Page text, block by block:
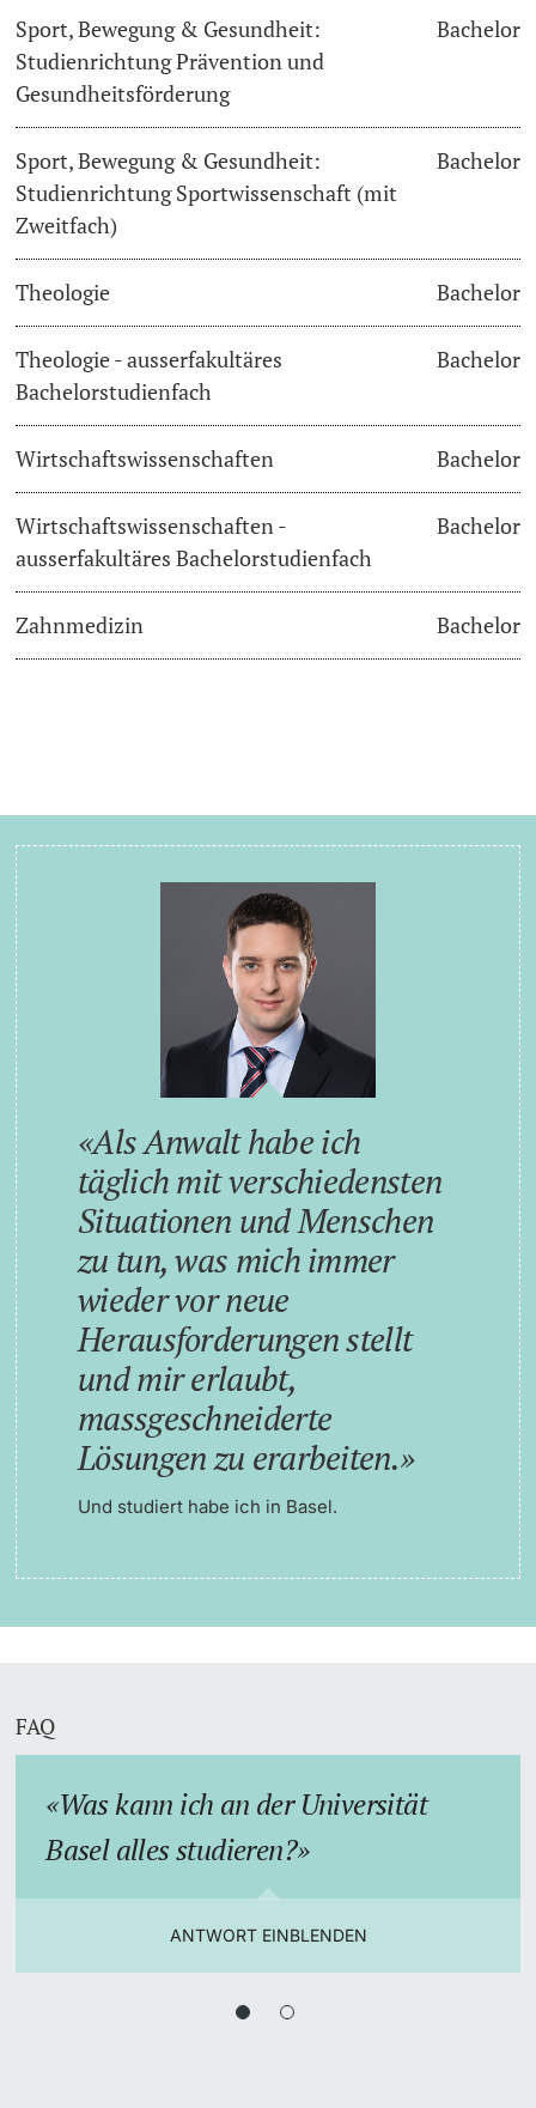
Sport, Bewegung & Gesundheit:
Studienrichtung Prävention und
Gesundheitsförderung
Bachelor
Sport, Bewegung & Gesundheit:
Studienrichtung Sportwissenschaft (mit
Zweitfach)
Bachelor
Theologie Bachelor
Theologie - ausserfakultäres
Bachelorstudienfach
Bachelor
Wirtschaftswissenschaften Bachelor
Wirtschaftswissenschaften -
ausserfakultäres Bachelorstudienfach
Bachelor
Zahnmedizin Bachelor
Als Anwalt habe ich
täglich mit verschiedensten
Situationen und Menschen
zu tun, was mich immer
wieder vor neue
Herausforderungen stellt
und mir erlaubt,
massgeschneiderte
Lösungen zu erarbeiten.
Und studiert habe ich in Basel.
FAQ
Was kann ich an der Universität
Basel alles studieren?
ANTWORT EINBLENDEN